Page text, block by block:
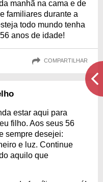
manhã na cama e de
familiares durante a
todo mundo tenha
anos de idade!
COMPARTILHAR
estar aqui para
filho. Aos seus 56
sempre desejei:
e luz. Continue
aquilo que